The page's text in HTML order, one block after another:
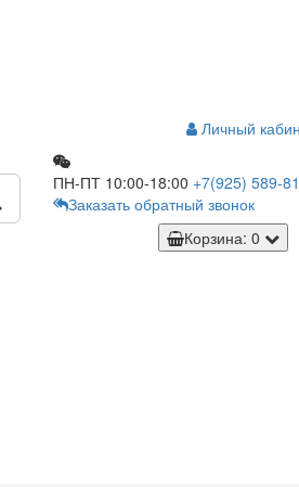
Личный
ПН-ПТ 10:00-18:00 +7(925) 589-
Заказать обратный звонок
Корзина: 0